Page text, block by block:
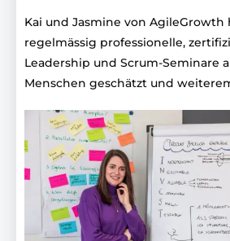
Kai und Jasmine von AgileGrowth
regelmässig professionelle,
Leadership und Scrum-Seminare
Menschen geschätzt und